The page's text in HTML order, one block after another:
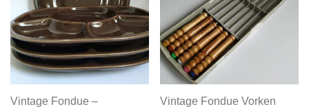
Vintage Fondue –
Vintage Fondue Vorken